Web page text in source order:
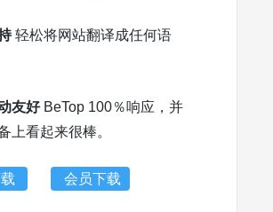
轻松将网站翻译成任何语
友好BeTop 100％响应，并
上看起来很棒。
会员下载